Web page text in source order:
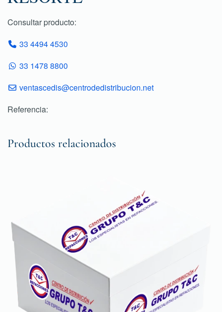
Consultar producto:
33 4494 4530
33 1478 8800
ventascedis@centrodedistribucion.net
Referencia:
Productos relacionados